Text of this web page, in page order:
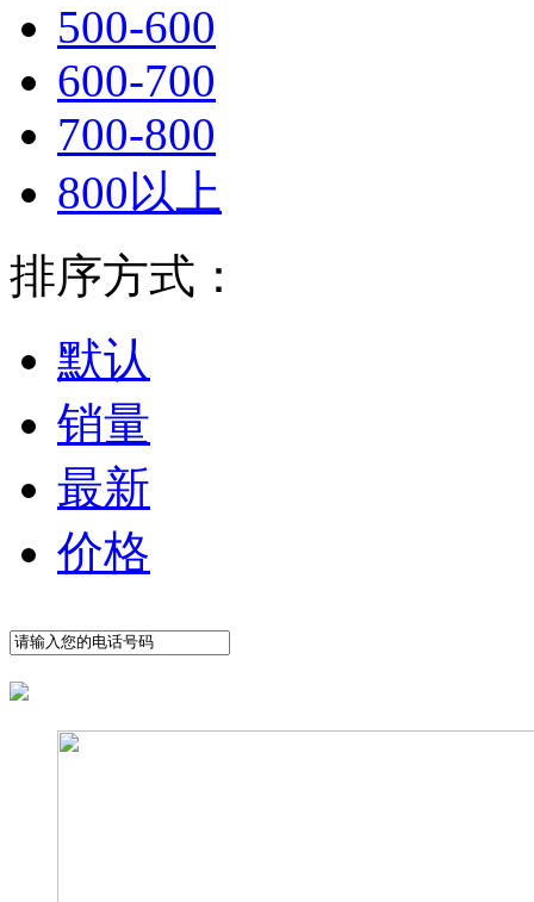
500-600
600-700
700-800
800以上
排序方式：
默认
销量
最新
价格